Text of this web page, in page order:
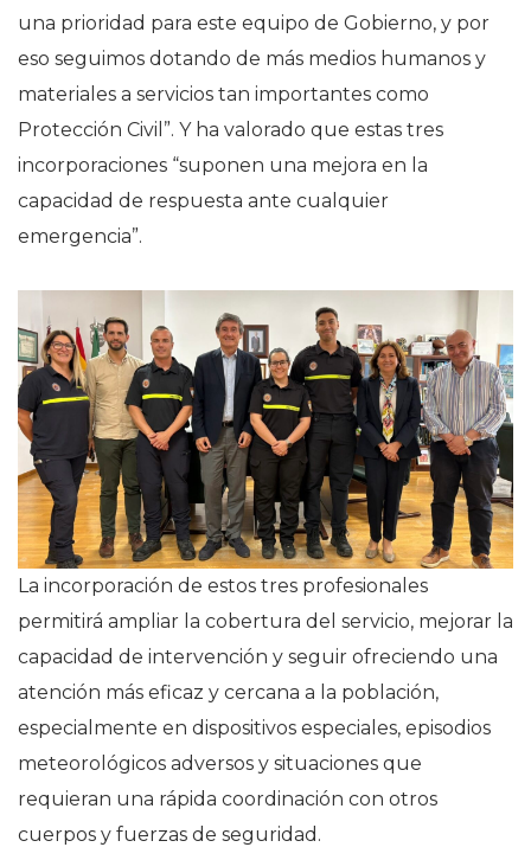
una prioridad para este equipo de Gobierno, y por
eso seguimos dotando de más medios humanos y
materiales a servicios tan importantes como
Protección Civil”. Y ha valorado que estas tres
incorporaciones “suponen una mejora en la
capacidad de respuesta ante cualquier
emergencia”.
La incorporación de estos tres profesionales
permitirá ampliar la cobertura del servicio, mejorar la
capacidad de intervención y seguir ofreciendo una
atención más eficaz y cercana a la población,
especialmente en dispositivos especiales, episodios
meteorológicos adversos y situaciones que
requieran una rápida coordinación con otros
cuerpos y fuerzas de seguridad.